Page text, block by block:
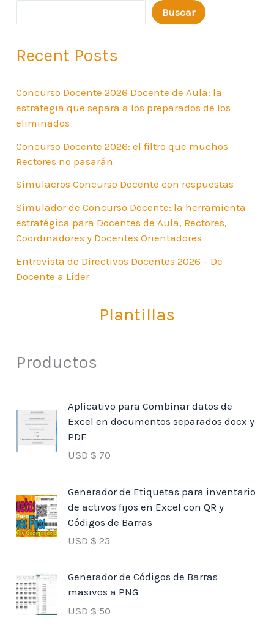
Buscar
Recent Posts
Concurso Docente 2026 Docente de Aula: la
estrategia que separa a los preparados de los
eliminados
Concurso Docente 2026: el filtro que muchos
Rectores no pasarán
Simulacros Concurso Docente con respuestas
Simulador de Concurso Docente: la herramienta
estratégica para Docentes de Aula, Rectores,
Coordinadores y Docentes Orientadores
Entrevista de Directivos Docentes 2026 – De
Docente a Líder
Plantillas
Productos
Aplicativo para Combinar datos de
Excel en documentos separados docx y
PDF
USD $ 70
Generador de Etiquetas para inventario
de activos fijos en Excel con QR y
Códigos de Barras
USD $ 25
Generador de Códigos de Barras
masivos a PNG
USD $ 50